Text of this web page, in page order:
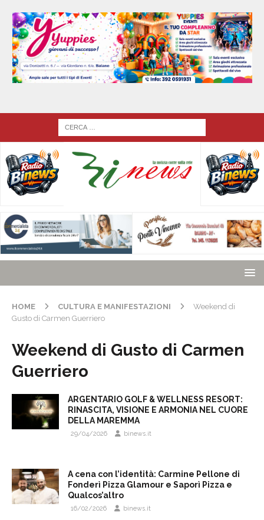
HOME CULTURA E MANIFESTAZIONI
Weekend di
Gusto di Carmen Guerriero
Weekend di Gusto di Carmen
Guerriero
ARGENTARIO GOLF & WELLNESS RESORT:
RINASCITA, VISIONE E ARMONIA NEL CUORE
DELLA MAREMMA
29/04/2026 binews.it
A cena con l’identità: Carmine Pellone di
Fonderì Pizza Glamour e Saporì Pizza e
Qualcos’altro
16/02/2026 binews.it